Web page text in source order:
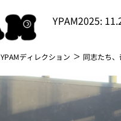
YPAM2025:
YPAMディレクション 同志たち